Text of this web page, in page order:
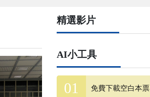
精選影片
AI小工具
免費下載空白本票